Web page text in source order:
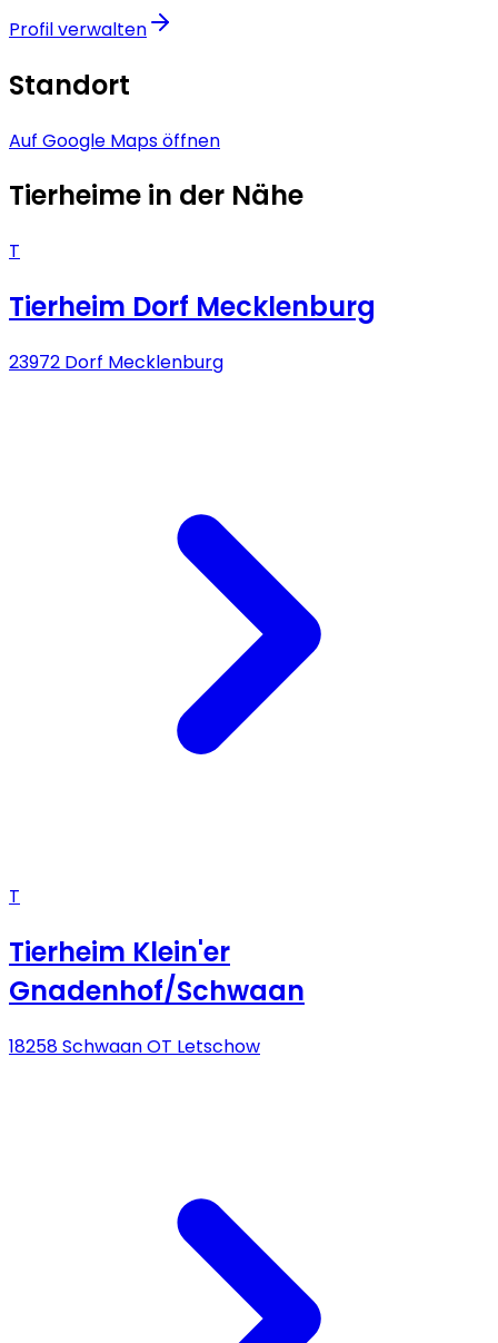
Profil verwalten
Standort
Auf Google Maps öffnen
Tierheime in der Nähe
T
Tierheim Dorf Mecklenburg
23972 Dorf Mecklenburg
T
Tierheim Klein'er
Gnadenhof/Schwaan
18258 Schwaan OT Letschow